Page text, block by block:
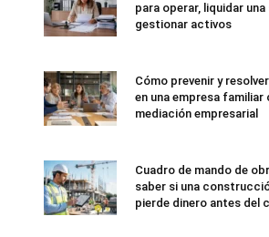
para operar, liquidar
gestionar activos
Cómo prevenir y
en una empresa familiar
mediación empresarial
Cuadro de mando de
saber si una
pierde dinero antes del